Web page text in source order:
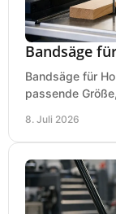
Bandsäge
Bandsäge für
passende
8. Juli 2026